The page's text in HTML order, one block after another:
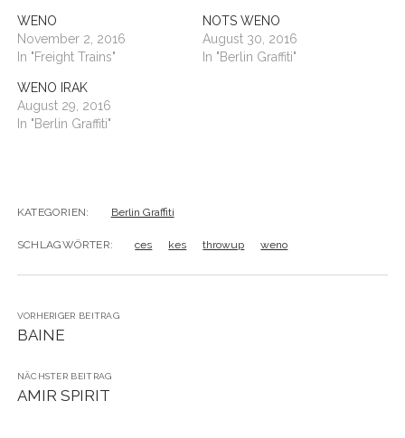
WENO
November 2, 2016
In "Freight Trains"
NOTS WENO
August 30, 2016
In "Berlin Graffiti"
WENO IRAK
August 29, 2016
In "Berlin Graffiti"
KATEGORIEN: Berlin Graffiti
SCHLAGWÖRTER: ces kes throwup weno
VORHERIGER BEITRAG
BAINE
NÄCHSTER BEITRAG
AMIR SPIRIT